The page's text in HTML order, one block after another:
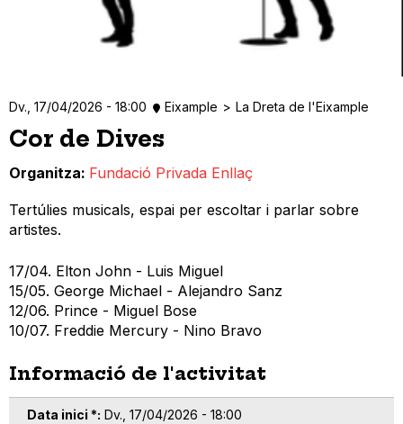
Dv., 17/04/2026 - 18:00 Eixample La Dreta de l'Eixample
Cor de Dives
Organitza Fundació Privada Enllaç
Tertúlies musicals, espai per escoltar i parlar sobre
artistes.
17/04. Elton John - Luis Miguel
15/05. George Michael - Alejandro Sanz
12/06. Prince - Miguel Bose
10/07. Freddie Mercury - Nino Bravo
Informació de l'activitat
Data inici * Dv., 17/04/2026 - 18:00